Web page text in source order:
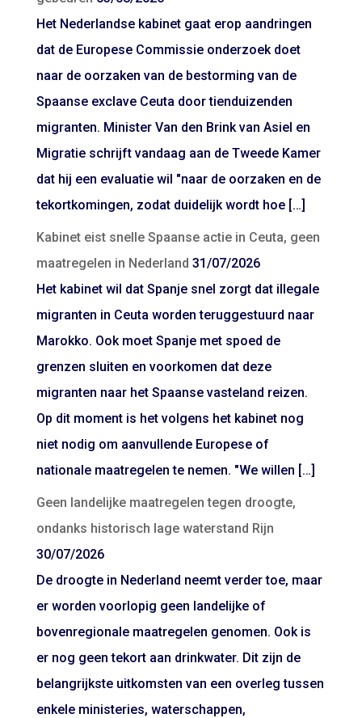
Het Nederlandse kabinet gaat erop aandringen
dat de Europese Commissie onderzoek doet
naar de oorzaken van de bestorming van de
Spaanse exclave Ceuta door tienduizenden
migranten. Minister Van den Brink van Asiel en
Migratie schrijft vandaag aan de Tweede Kamer
dat hij een evaluatie wil "naar de oorzaken en de
tekortkomingen, zodat duidelijk wordt hoe […]
Kabinet eist snelle Spaanse actie in Ceuta, geen
maatregelen in Nederland 31/07/2026
Het kabinet wil dat Spanje snel zorgt dat illegale
migranten in Ceuta worden teruggestuurd naar
Marokko. Ook moet Spanje met spoed de
grenzen sluiten en voorkomen dat deze
migranten naar het Spaanse vasteland reizen.
Op dit moment is het volgens het kabinet nog
niet nodig om aanvullende Europese of
nationale maatregelen te nemen. "We willen […]
Geen landelijke maatregelen tegen droogte,
ondanks historisch lage waterstand Rijn
30/07/2026
De droogte in Nederland neemt verder toe, maar
er worden voorlopig geen landelijke of
bovenregionale maatregelen genomen. Ook is
er nog geen tekort aan drinkwater. Dit zijn de
belangrijkste uitkomsten van een overleg tussen
enkele ministeries, waterschappen,